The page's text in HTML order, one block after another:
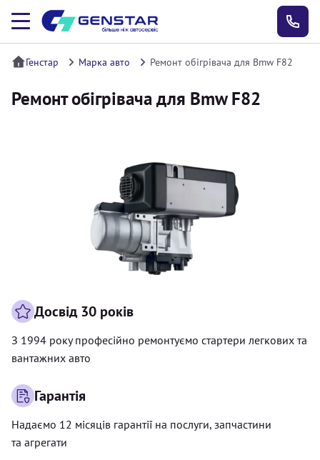
Генстар Марка авто Ремонт обігрівача для Bmw F82
Ремонт обігрівача для Bmw F82
Досвід 30 років
З 1994 року професійно ремонтуємо стартери легкових та
вантажних авто
Гарантія
Надаємо 12 місяців гарантії на послуги, запчастини
та агрегати